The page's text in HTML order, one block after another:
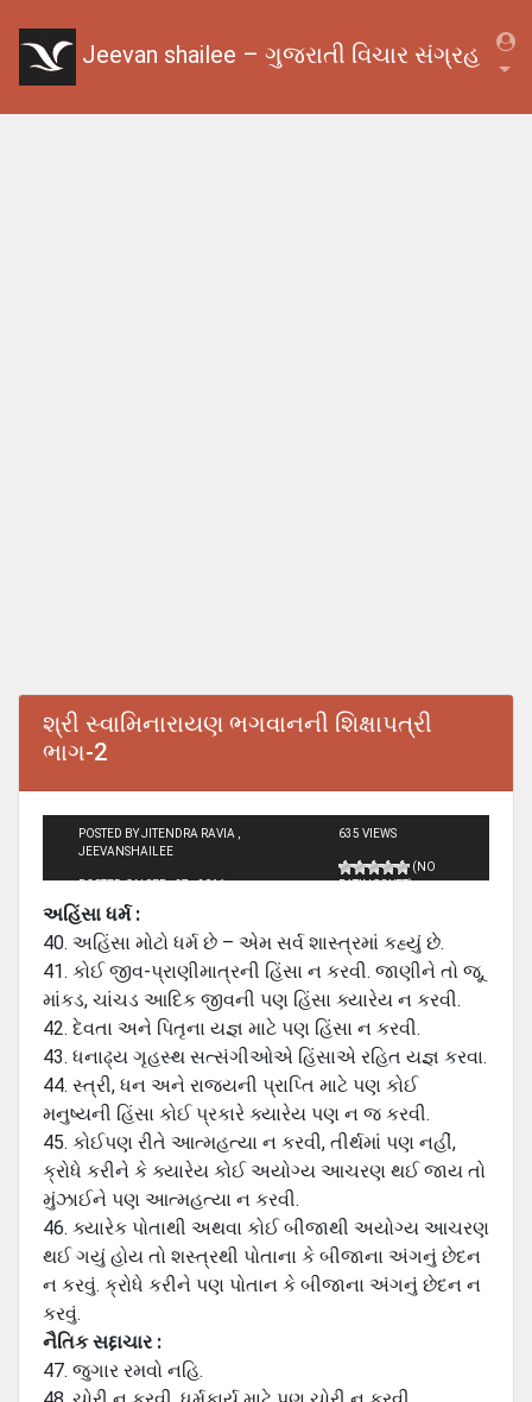
Jeevan shailee – ગુજરાતી વિચાર સંગ્રહ
શ્રી સ્વામિનારાયણ ભગવાનની શિક્ષાપત્રી
ભાગ-2
POSTED BY JITENDRA RAVIA ,
JEEVANSHAILEE
POSTED ON SEP - 27 - 2011
635 VIEWS
(NO
RATINGS YET)
અહિંસા ધર્મ :
40. અહિંસા મોટો ધર્મ છે – એમ સર્વ શાસ્ત્રમાં કહ્યું છે.
41. કોઈ જીવ-પ્રાણીમાત્રની હિંસા ન કરવી. જાણીને તો જૂ,
માંકડ, ચાંચડ આદિક જીવની પણ હિંસા ક્યારેય ન કરવી.
42. દેવતા અને પિતૃના યજ્ઞ માટે પણ હિંસા ન કરવી.
43. ધનાઢ્ય ગૃહસ્થ સત્સંગીઓએ હિંસાએ રહિત યજ્ઞ કરવા.
44. સ્ત્રી, ધન અને રાજ્યની પ્રાપ્તિ માટે પણ કોઈ
મનુષ્યની હિંસા કોઈ પ્રકારે ક્યારેય પણ ન જ કરવી.
45. કોઈપણ રીતે આત્મહત્યા ન કરવી, તીર્થમાં પણ નહીં,
ક્રોધે કરીને કે ક્યારેય કોઈ અયોગ્ય આચરણ થઈ જાય તો
મુંઝાઈને પણ આત્મહત્યા ન કરવી.
46. ક્યારેક પોતાથી અથવા કોઈ બીજાથી અયોગ્ય આચરણ
થઈ ગયું હોય તો શસ્ત્રથી પોતાના કે બીજાના અંગનું છેદન
ન કરવું. ક્રોધે કરીને પણ પોતાન કે બીજાના અંગનું છેદન ન
કરવું.
નૈતિક સદ્દાચાર :
47. જુગાર રમવો નહિ.